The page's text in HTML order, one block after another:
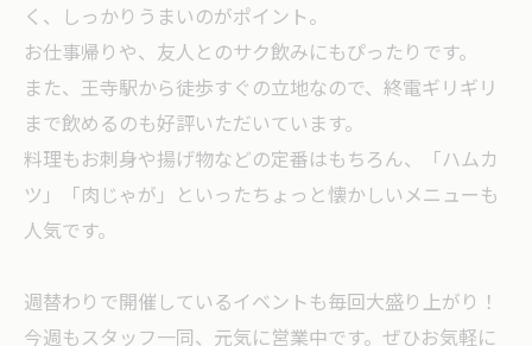
く、しっかりうまいのがポイント。
お仕事帰りや、友人とのサク飲みにもぴったりです。
また、王寺駅から徒歩すぐの立地なので、終電ギリギリ
まで飲めるのも好評いただいています。
料理もお刺身や揚げ物などの定番はもちろん、「ハムカ
ツ」「肉じゃが」といったちょっと懐かしいメニューも
人気です。
週替わりで開催しているイベントも毎回大盛り上がり！
今週もスタッフ一同、元気に営業中です。ぜひお気軽に